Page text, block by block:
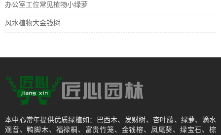
办公室工位常见植物小绿萝
风水植物大金钱树
本中心常年提供优质绿植如：巴西木、发财树、杏叶藤、绿萝、滴水
观音、鸭脚木、福禄桐、富贵竹笼、金钱榕、凤尾葵、绿宝石、棕